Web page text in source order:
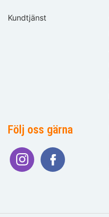
Kundtjänst
Följ oss gärna